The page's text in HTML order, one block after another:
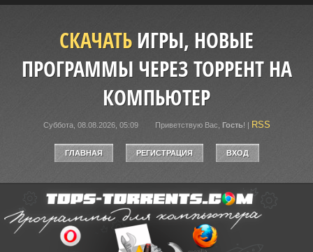
СКАЧАТЬИГРЫ, НОВЫЕ
ПРОГРАММЫ ЧЕРЕЗ ТОРРЕНТ НА
КОМПЬЮТЕР
Суббота, 08.08.2026, 05:09 Приветствую Вас Гость! | RSS
ГЛАВНАЯ РЕГИСТРАЦИЯ ВХОД